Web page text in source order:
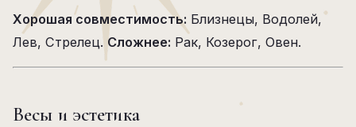
Хорошая совместимость: Близнецы, Водолей,
Лев, Стрелец. Сложнее: Рак, Козерог, Овен.
Весы и эстетика